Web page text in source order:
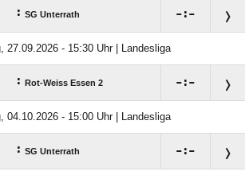
: SG Unterrath :
27.09.2026 - 15:30 Uhr | Landesliga
: Rot-Weiss Essen 2 :
04.10.2026 - 15:00 Uhr | Landesliga
: SG Unterrath :